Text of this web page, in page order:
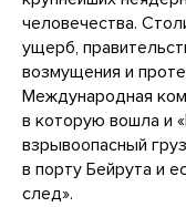
человечества.
ущерб,
возмущения и
Международная
в которую вошла и
взрывоопасный
в порту Бейрута и
след».